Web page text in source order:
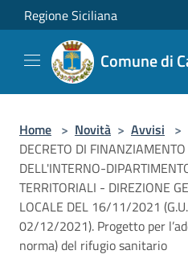
Salta al contenuto principale
Regione Siciliana
Comune di
Home > Novità > Avvisi >
DECRETO DI
DELL'INTERNO-
TERRITORIALI - DIREZIONE
LOCALE DEL 16/11/2021
02/12/2021). Progetto per
norma) del rifugio sanitario